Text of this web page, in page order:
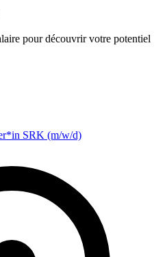
pour découvrir votre potentiel
SRK (m/w/d)